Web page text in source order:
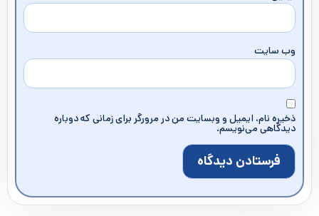
وب‌ سایت
ذخیره نام، ایمیل و وبسایت من در مرورگر برای زمانی که دوباره
دیدگاهی می‌نویسم.